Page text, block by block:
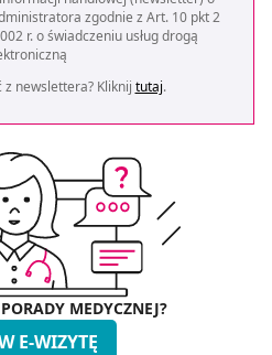
zgodnie z Art. 10 pkt 2
r. o świadczeniu usług drogą
z newslettera? Kliknij tutaj.
MEDYCZNEJ?
E-WIZYTĘ